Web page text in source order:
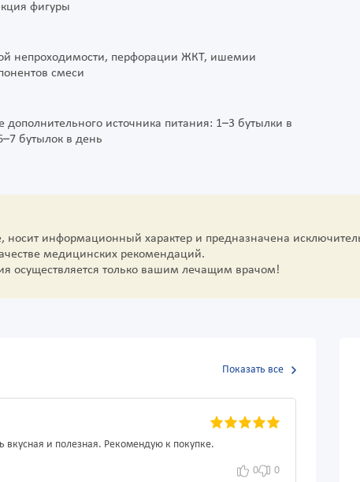
фигуры
непроходимости, перфорации ЖКТ, ишемии
смеси
дополнительного источника питания: 1–3 бутылки в
бутылок в день
информационный характер и предназначена
медицинских рекомендаций.
осуществляется только вашим лечащим врачом!
Показать все
и полезная. Рекомендую к покупке.
0 0